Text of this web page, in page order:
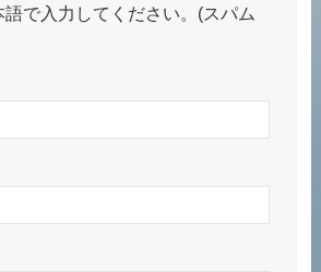
語で入力してください。(スパム